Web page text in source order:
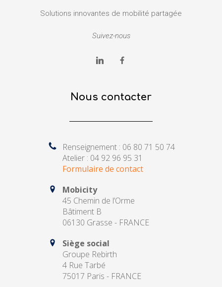
Solutions innovantes de mobilité partagée
Suivez-nous
Nous contacter
Renseignement : 06 80 71 50 74
Atelier : 04 92 96 95 31
Formulaire de contact
Mobicity
45 Chemin de l’Orme
Bâtiment B
06130 Grasse - FRANCE
Siège social
Groupe Rebirth
4 Rue Tarbé
75017 Paris - FRANCE